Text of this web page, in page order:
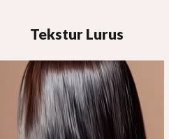
Tekstur Lurus